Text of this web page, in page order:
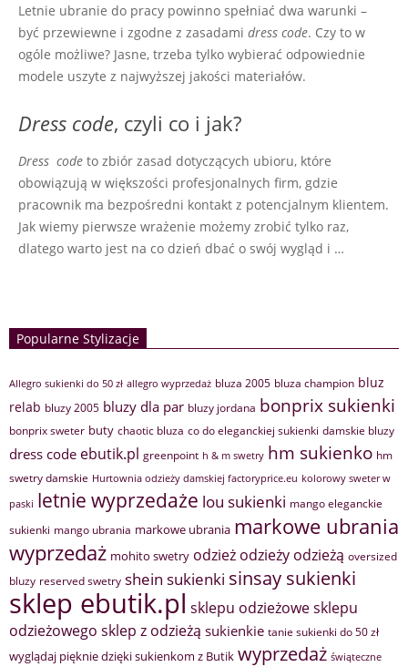
01
Letnie ubranie do pracy powinno spełniać dwa warunki –
być przewiewne i zgodne z zasadami dress code. Czy to w
ogóle możliwe? Jasne, trzeba tylko wybierać odpowiednie
modele uszyte z najwyższej jakości materiałów.
Dress code, czyli co i jak?
Dress code to zbiór zasad dotyczących ubioru, które
obowiązują w większości profesjonalnych firm, gdzie
pracownik ma bezpośredni kontakt z potencjalnym klientem.
Jak wiemy pierwsze wrażenie możemy zrobić tylko raz,
dlatego warto jest na co dzień dbać o swój wygląd i …
Popularne Stylizacje
Allegro sukienki do 50 zł allegro wyprzedaż bluza 2005 bluza champion bluz
relab bluzy 2005 bluzy dla par bluzy jordana bonprix sukienki
bonprix sweter buty chaotic bluza co do eleganckiej sukienki damskie bluzy
dress code ebutik.pl greenpoint h & m swetry hm sukienko hm
swetry damskie Hurtownia odzieży damskiej factoryprice.eu kolorowy sweter w
paski letnie wyprzedaże lou sukienki mango eleganckie
sukienki mango ubrania markowe ubrania markowe ubrania
wyprzedaż mohito swetry odzież odzieży odzieżą oversized
bluzy reserved swetry shein sukienki sinsay sukienki
sklep ebutik.pl sklepu odzieżowesklepu
odzieżowego sklep z odzieżą sukienkie tanie sukienki do 50 zł
wyglądaj pięknie dzięki sukienkom z Butik wyprzedaż świąteczne